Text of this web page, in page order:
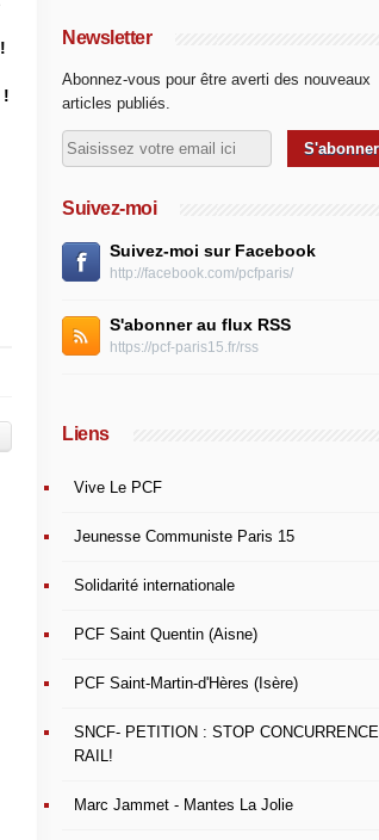
!
Newsletter
Abonnez-vous pour être averti des nouveaux
articles publiés.
Suivez-moi
Suivez-moi sur Facebook
http://facebook.com/pcfparis/
S'abonner au flux RSS
https://pcf-paris15.fr/rss
Liens
Vive Le PCF
Jeunesse Communiste Paris 15
Solidarité internationale
PCF Saint Quentin (Aisne)
PCF Saint-Martin-d'Hères (Isère)
SNCF- PETITION : STOP CONCURRENCE
RAIL!
Marc Jammet - Mantes La Jolie